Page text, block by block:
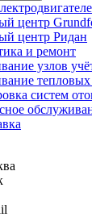
центр
центр Ридан
и ремонт
узлов
тепловых
систем